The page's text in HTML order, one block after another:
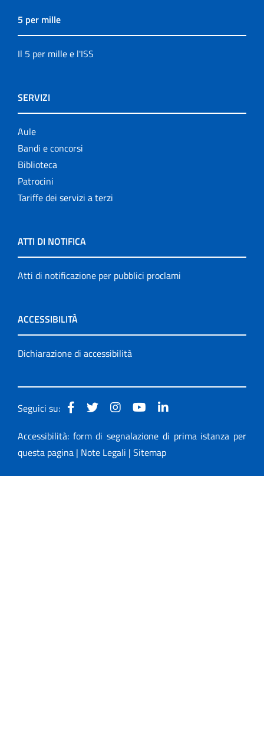
5 per mille
Il 5 per mille e l'ISS
SERVIZI
Aule
Bandi e concorsi
Biblioteca
Patrocini
Tariffe dei servizi a terzi
ATTI DI NOTIFICA
Atti di notificazione per pubblici proclami
ACCESSIBILITÀ
Dichiarazione di accessibilità
Seguici su:
Accessibilità: form di segnalazione di prima istanza per
questa pagina | Note Legali | Sitemap